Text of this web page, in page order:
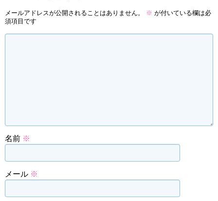
メールアドレスが公開されることはありません。 ※ が付いている欄は必
須項目です
名前 ※
メール ※